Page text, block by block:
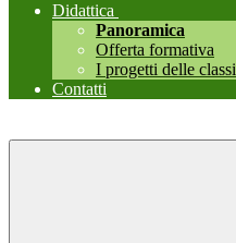
Didattica
Panoramica
Offerta formativa
I progetti delle classi
Contatti